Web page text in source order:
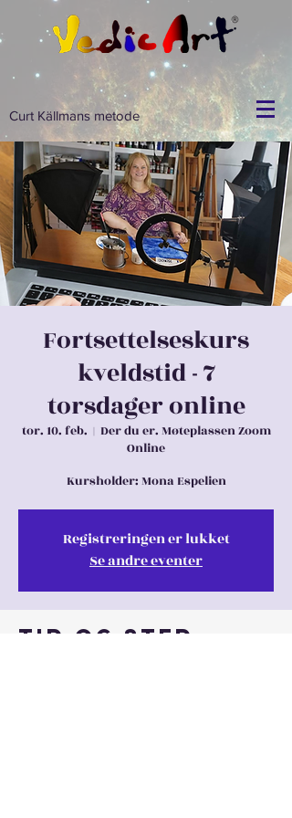
Curt Källmans metode
Fortsettelseskurs
kveldstid - 7
torsdager online
tor. 10. feb.
  |
Der du er. Møteplassen Zoom
Online
Kursholder: Mona Espelien
Registreringen er lukket
Se andre eventer
Tid og sted